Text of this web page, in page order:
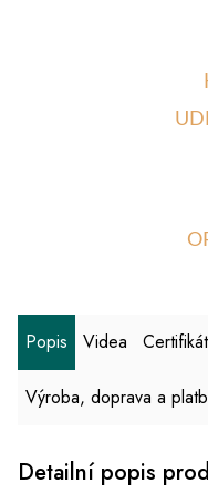
Popis Videa
Výroba, doprava a
Detailní popis